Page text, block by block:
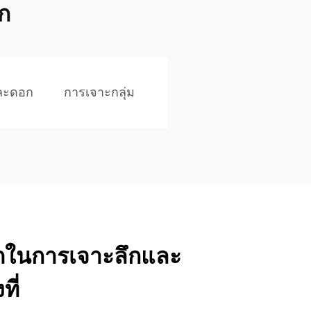
ดอก การเจาะกลุ่ม
นการเจาะลึกและ
ที่